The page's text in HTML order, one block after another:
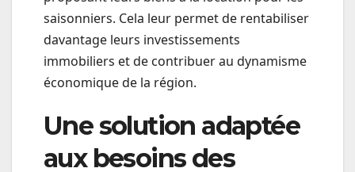
saisonniers. Cela leur permet de rentabiliser
davantage leurs investissements
immobiliers et de contribuer au dynamisme
économique de la région.
Une solution adaptée
aux besoins des